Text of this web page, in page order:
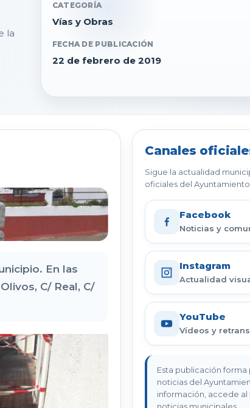
la
CATEGORÍA
Vías y Obras
FECHA DE PUBLICACIÓN
22 de febrero de 2019
En las
C/ Real, C/
Canales
Sigue la actualidad
oficiales del Ayuntamiento.
Facebook
Noticias y
Instagram
Actualidad
YouTube
Vídeos y
Esta publicación
noticias del
información, accede